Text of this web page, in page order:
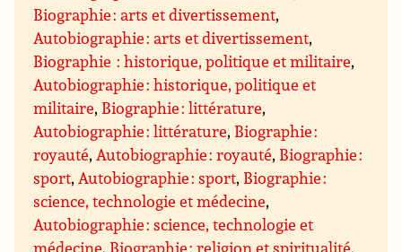
Biographie : arts et divertissement,
Autobiographie : arts et divertissement,
Biographie : historique, politique et militaire,
Autobiographie : historique, politique et
militaire, Biographie : littérature,
Autobiographie : littérature, Biographie :
royauté,Autobiographie : royauté, Biographie :
sport,Autobiographie : sport, Biographie :
science, technologie et médecine,
Autobiographie : science, technologie et
médecine, Biographie : religion et spiritualité,